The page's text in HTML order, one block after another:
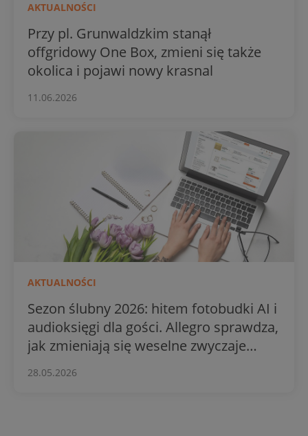
AKTUALNOŚCI
Przy pl. Grunwaldzkim stanął
offgridowy One Box, zmieni się także
okolica i pojawi nowy krasnal
11.06.2026
AKTUALNOŚCI
Sezon ślubny 2026: hitem fotobudki AI i
audioksięgi dla gości. Allegro sprawdza,
jak zmieniają się weselne zwyczaje
28.05.2026